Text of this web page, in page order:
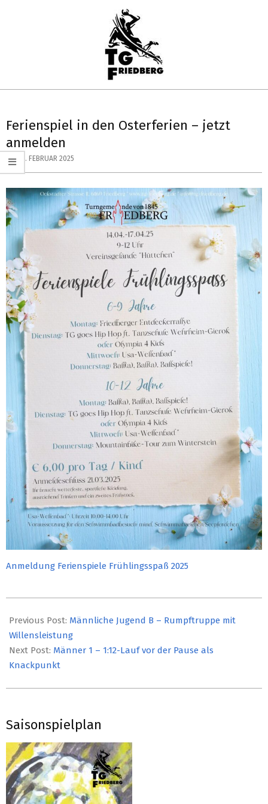
TG
HANDBALL
Menu
Ferienspiel in den Osterferien – jetzt
anmelden
ON: 3. FEBRUAR 2025
Anmeldung Ferienspiele Frühlingsspaß 2025
02-
03
Previous Post: Männliche Jugend B – Rumpftruppe mit
Willensleistung
Next Post: Männer 1 – 1:12-Lauf vor der Pause als
Knackpunkt
Saisonspielplan